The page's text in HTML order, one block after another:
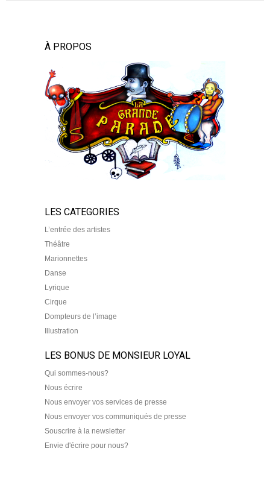
À PROPOS
LES CATEGORIES
L’entrée des artistes
Théâtre
Marionnettes
Danse
Lyrique
Cirque
Dompteurs de l’image
Illustration
LES BONUS DE MONSIEUR LOYAL
Qui sommes-nous?
Nous écrire
Nous envoyer vos services de presse
Nous envoyer vos communiqués de presse
Souscrire à la newsletter
Envie d'écrire pour nous?